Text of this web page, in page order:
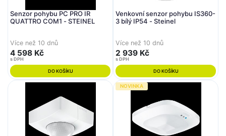
Senzor pohybu PC PRO IR
QUATTRO COM1 - STEINEL
Více než 10 dnů
4 598 Kč
s DPH
DO KOŠÍKU
Venkovní senzor pohybu IS360-
3 bílý IP54 - Steinel
Více než 10 dnů
2 939 Kč
s DPH
DO KOŠÍKU
NOVINKA